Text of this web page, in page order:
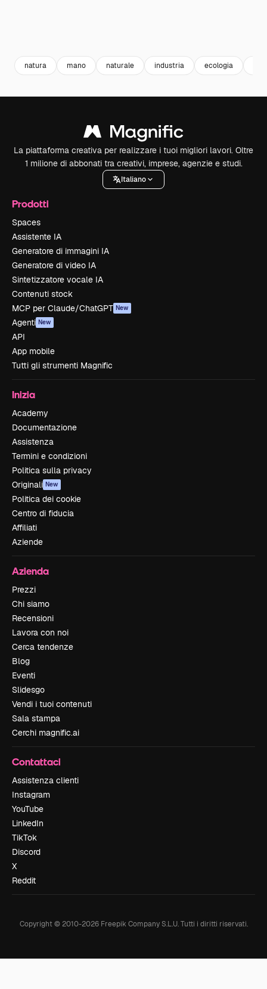
natura mano naturale industria ecologia
La piattaforma creativa per realizzare i tuoi migliori lavori. Oltre
1 milione di abbonati tra creativi, imprese, agenzie e studi.
Italiano
Prodotti
Spaces
Assistente IA
Generatore di immagini IA
Generatore di video IA
Sintetizzatore vocale IA
Contenuti stock
MCP per Claude/ChatGPT New
Agenti New
API
App mobile
Tutti gli strumenti Magnific
Inizia
Academy
Documentazione
Assistenza
Termini e condizioni
Politica sulla privacy
Originali New
Politica dei cookie
Centro di fiducia
Affiliati
Aziende
Azienda
Prezzi
Chi siamo
Recensioni
Lavora con noi
Cerca tendenze
Blog
Eventi
Slidesgo
Vendi i tuoi contenuti
Sala stampa
Cerchi magnific.ai
Contattaci
Assistenza clienti
Instagram
YouTube
LinkedIn
TikTok
Discord
X
Reddit
Copyright © 2010-2026Freepik Company S.L.U. Tutti i diritti riservati.